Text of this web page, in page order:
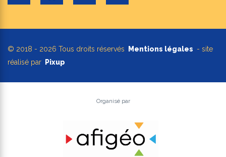
© 2018 - 2026 Tous droits réservés Mentions légales - site
réalisé par
Pixup
Organisé par